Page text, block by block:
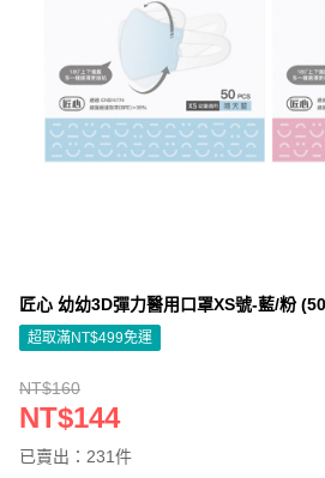
匠心 幼幼3D彈力醫用口罩XS號-藍/粉
超取滿NT$499免運
NT$160
NT$144
已賣出：231件